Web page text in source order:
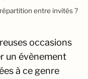
répartition entre invités ?
occasions
un évènement
à ce genre